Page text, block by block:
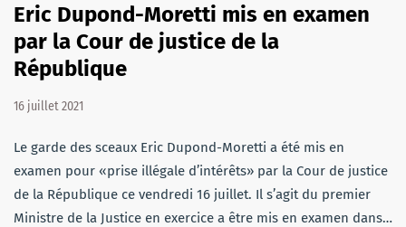
Eric Dupond-Moretti mis en examen
par la Cour de justice de la
République
16 juillet 2021
Le garde des sceaux Eric Dupond-Moretti a été mis en
examen pour «prise illégale d’intérêts» par la Cour de justice
de la République ce vendredi 16 juillet. Il s’agit du premier
Ministre de la Justice en exercice a être mis en examen dans…